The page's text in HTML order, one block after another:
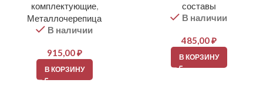
комплектующие,
Металлочерепица
В наличии
915,00₽
В КОРЗИНУ
составы
В наличии
485,00₽
В КОРЗИНУ